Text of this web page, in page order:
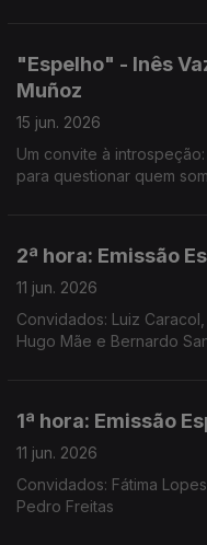
"Espelho" - Inês
Muñoz
15 jun. 2026
Um convite à
para questionar quem
2ª hora: Emissão
11 jun. 2026
Convidados: Luiz
Hugo Mãe e Bernardo
1ª hora: Emissão
11 jun. 2026
Convidados: Fátima
Pedro Freitas